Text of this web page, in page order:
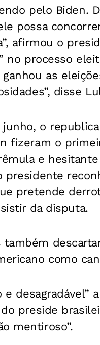
pelo Biden.
possa
afirmou o
no processo
as
disse
o
fizeram o
e
presidente
pretende
da disputa.
também
como
e
do preside
mentiroso”.